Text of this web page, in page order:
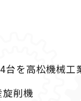
を高松機械工
削機